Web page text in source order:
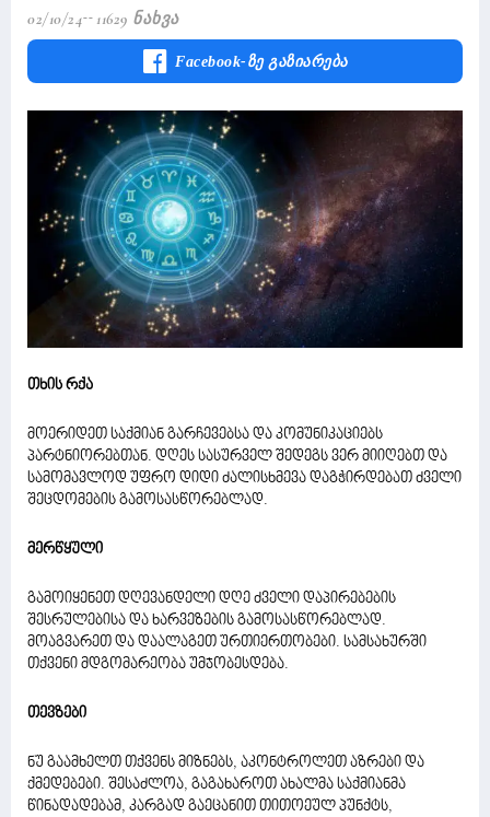
02/10/24 11629 Ნახვა
Facebook-Ზე Გაზიარება
თხის რქა
მოერიდეთ საქმიან გარჩევებსა და კომუნიკაციებს
პარტნიორებთან. დღეს სასურველ შედეგს ვერ მიიღებთ და
სამომავლოდ უფრო დიდი ძალისხმევა დაგჭირდებათ ძველი
შეცდომების გამოსასწორებლად.
მერწყული
გამოიყენეთ დღევანდელი დღე ძველი დაპირებების
შესრულებისა და ხარვეზების გამოსასწორებლად.
მოაგვარეთ და დაალაგეთ ურთიერთობები. სამსახურში
თქვენი მდგომარეობა უმჯობესდება.
თევზები
ნუ გაამხელთ თქვენს მიზნებს, აკონტროლეთ აზრები და
ქმედებები. შესაძლოა, გაგახაროთ ახალმა საქმიანმა
წინადადებამ, კარგად გაეცანით თითოეულ პუნქტს,